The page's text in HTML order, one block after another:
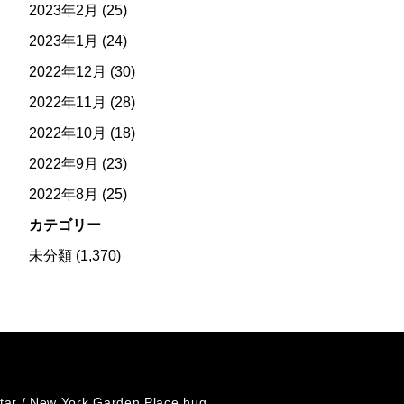
2023年2月 (25)
2023年1月 (24)
2022年12月 (30)
2022年11月 (28)
2022年10月 (18)
2022年9月 (23)
2022年8月 (25)
カテゴリー
未分類(1,370)